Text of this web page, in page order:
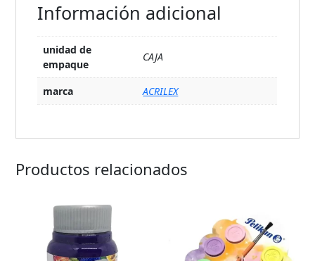
Información adicional
unidad de
empaque
CAJA
marca ACRILEX
Productos relacionados